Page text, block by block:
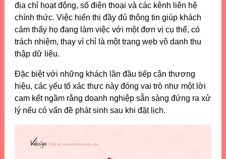
địa chỉ hoạt động, số điện thoại và các kênh liên hệ
chính thức. Việc hiển thị đầy đủ thông tin giúp khách
cảm thấy họ đang làm việc với một đơn vị cụ thể, có
trách nhiệm, thay vì chỉ là một trang web vô danh thu
thập dữ liệu.
Đặc biệt với những khách lần đầu tiếp cận thương
hiệu, các yếu tố xác thực này đóng vai trò như một lời
cam kết ngầm rằng doanh nghiệp sẵn sàng đứng ra xử
lý nếu có vấn đề phát sinh sau khi đặt lịch.